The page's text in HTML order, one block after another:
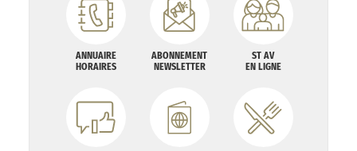
ANNUAIRE
HORAIRES
ABONNEMENT
NEWSLETTER
ST AV
EN LIGNE